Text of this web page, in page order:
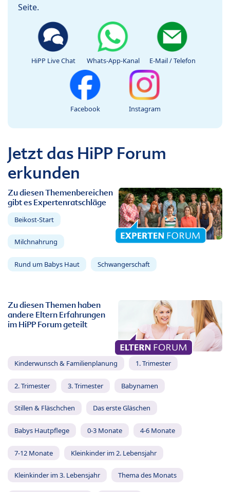
Seite.
HiPP Live Chat Whats-App-Kanal E-Mail / Telefon
Facebook Instagram
Jetzt das HiPP Forum
erkunden
Zu diesen Themenbereichen
gibt es Expertenratschläge
Beikost-Start
Milchnahrung
Rund um Babys Haut Schwangerschaft
Zu diesen Themen haben
andere Eltern Erfahrungen
im HiPP Forum geteilt
Kinderwunsch & Familienplanung 1. Trimester
2. Trimester 3. Trimester Babynamen
Stillen & Fläschchen Das erste Gläschen
Babys Hautpflege 0-3 Monate 4-6 Monate
7-12 Monate Kleinkinder im 2. Lebensjahr
Kleinkinder im 3. Lebensjahr Thema des Monats